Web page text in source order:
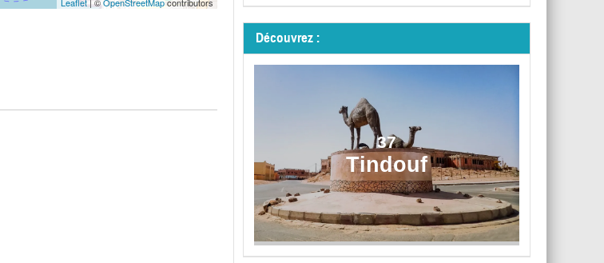
Découvrez :
37
Tindouf